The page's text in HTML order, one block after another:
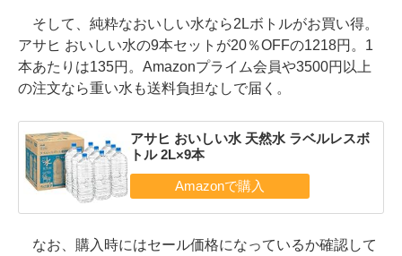
そして、純粋なおいしい水なら2Lボトルがお買い得。
アサヒ おいしい水の9本セットが20％OFFの1218円。1
本あたりは135円。Amazonプライム会員や3500円以上
の注文なら重い水も送料負担なしで届く。
アサヒ おいしい水 天然水 ラベルレスボ
トル 2L×9本
なお、購入時にはセール価格になっているか確認して